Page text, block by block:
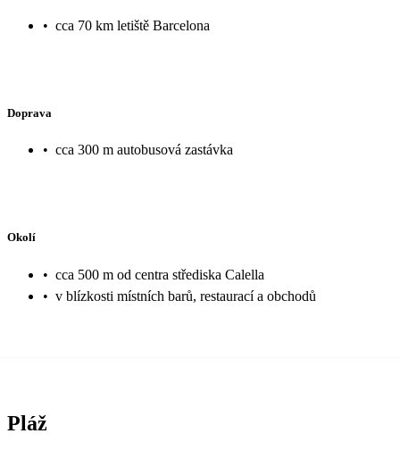
• cca 70 km letiště Barcelona
Doprava
• cca 300 m autobusová zastávka
Okolí
• cca 500 m od centra střediska Calella
• v blízkosti místních barů, restaurací a obchodů
Pláž